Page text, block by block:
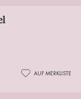
AUF MERKLISTE